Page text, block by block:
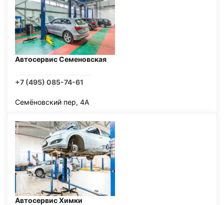
Автосервис Семеновская
+7 (495) 085-74-61
Семёновский пер, 4А
Автосервис Химки